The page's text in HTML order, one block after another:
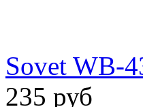
Sovet WB-
235 руб